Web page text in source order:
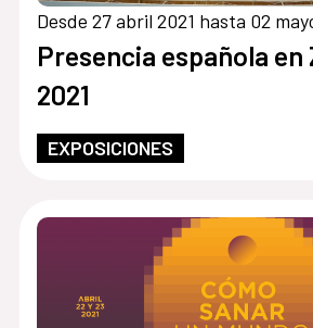
Desde 27 abril 2021 hasta 02
Presencia española en
2021
EXPOSICIONES